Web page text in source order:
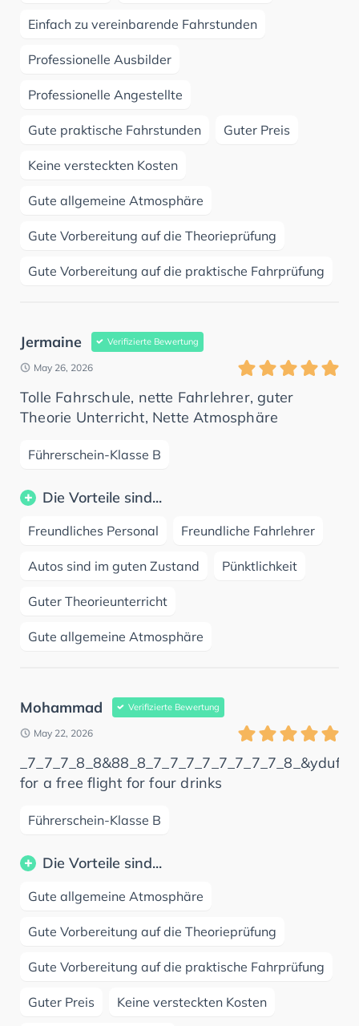
Einfach zu vereinbarende Fahrstunden
Professionelle Ausbilder
Professionelle Angestellte
Gute praktische Fahrstunden Guter Preis
Keine versteckten Kosten
Gute allgemeine Atmosphäre
Gute Vorbereitung auf die Theorieprüfung
Gute Vorbereitung auf die praktische Fahrprüfung
Jermaine Verifizierte Bewertung
May 26, 2026
Tolle Fahrschule, nette Fahrlehrer, guter
Theorie Unterricht, Nette Atmosphäre
Führerschein-Klasse B
Die Vorteile sind...
Freundliches Personal Freundliche Fahrlehrer
Autos sind im guten Zustand Pünktlichkeit
Guter Theorieunterricht
Gute allgemeine Atmosphäre
Mohammad Verifizierte Bewertung
May 22, 2026
_7_7_7_8_8&88_8_7_7_7_7_7_7_7_7_8_&ydufifif
for a free flight for four drinks
Führerschein-Klasse B
Die Vorteile sind...
Gute allgemeine Atmosphäre
Gute Vorbereitung auf die Theorieprüfung
Gute Vorbereitung auf die praktische Fahrprüfung
Guter Preis Keine versteckten Kosten